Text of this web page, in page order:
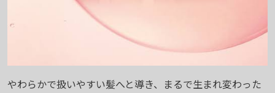
やわらかで扱いやすい髪へと導き、まるで生まれ変わった